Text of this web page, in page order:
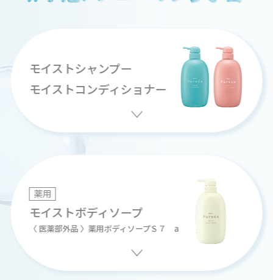
モイストシャンプー
モイストコンディショナー
薬用
モイストボディソープ
〈 医薬部外品 〉薬用ボディソープＳ７ a